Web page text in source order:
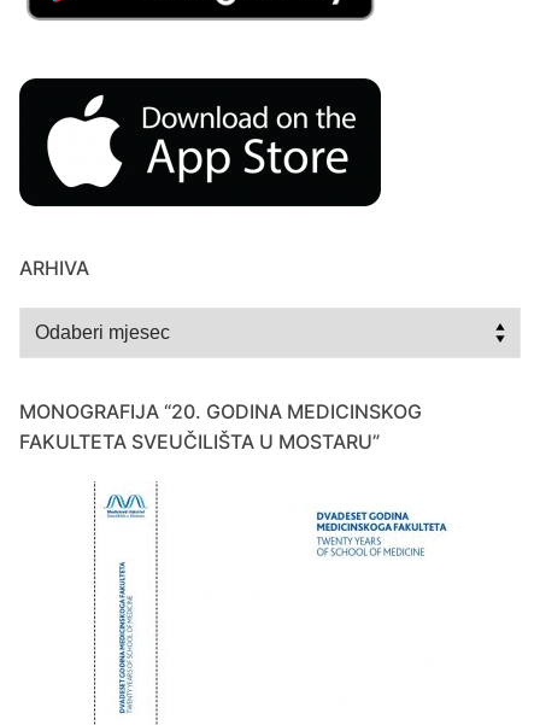
ARHIVA
Arhiva
MONOGRAFIJA “20. GODINA MEDICINSKOG
FAKULTETA SVEUČILIŠTA U MOSTARU”